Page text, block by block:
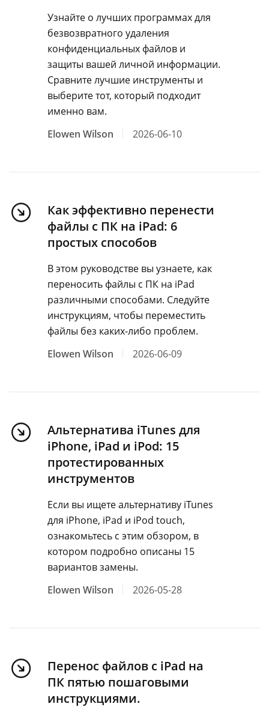
Узнайте о лучших программах для
безвозвратного удаления
конфиденциальных файлов и
защиты вашей личной информации.
Сравните лучшие инструменты и
выберите тот, который подходит
именно вам.
Elowen Wilson
2026-06-10
Как эффективно перенести
файлы с ПК на iPad: 6
простых способов
В этом руководстве вы узнаете, как
переносить файлы с ПК на iPad
различными способами. Следуйте
инструкциям, чтобы переместить
файлы без каких-либо проблем.
Elowen Wilson
2026-06-09
Альтернатива iTunes для
iPhone, iPad и iPod: 15
протестированных
инструментов
Если вы ищете альтернативу iTunes
для iPhone, iPad и iPod touch,
ознакомьтесь с этим обзором, в
котором подробно описаны 15
вариантов замены.
Elowen Wilson
2026-05-28
Перенос файлов с iPad на
ПК пятью пошаговыми
инструкциями.